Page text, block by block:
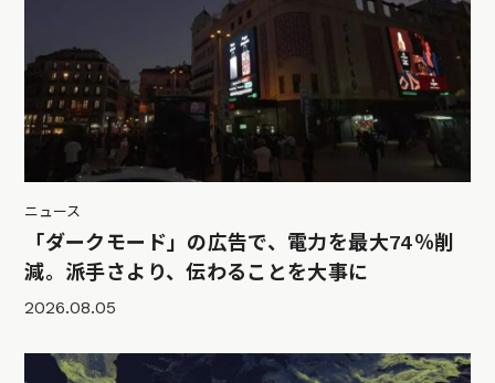
ニュース
「ダークモード」の広告で、電力を最大74％削
減。派手さより、伝わることを大事に
2026.08.05